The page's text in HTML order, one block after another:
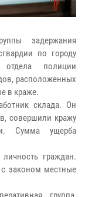
задержания
по городу
полиции
расположенных
в краже.
склада. Он
совершили кражу
Сумма ущерба
граждан.
законом местные